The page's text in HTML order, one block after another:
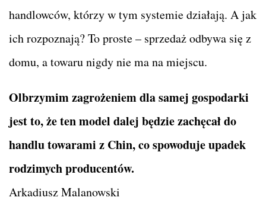
handlowców, którzy w tym systemie działają. A jak
ich rozpoznają? To proste – sprzedaż odbywa się z
domu, a towaru nigdy nie ma na miejscu.
Olbrzymim zagrożeniem dla samej gospodarki
jest to, że ten model dalej będzie zachęcał do
handlu towarami z Chin, co spowoduje upadek
rodzimych producentów.
Arkadiusz Malanowski